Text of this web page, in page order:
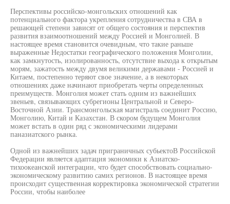
Перспективы российско-монгольских отношений как
потенциального фактора укрепления сотрудничества в СВА в
решающей степени зависят от общего состояния и перспектив
развития взаимоотношений между Россией и Монголией. В
настоящее время становится очевидным, что такие раньше
выраженные Недостатки географического положения Монголии,
как замкнутость, изолированность, отсутствие выхода к открытым
морям, зажатость между двумя великими державами - Россией и
Китаем, постепенно теряют свое значение, а в некоторых
отношениях даже начинают приобретать черты определенных
преимуществ. Монголия может стать одним из важнейших
звеньев, связывающих субрегионы Центральной и Северо-
Восточной Азии. Трансмонгольская магистраль соединит Россию,
Монголию, Китай и Казахстан. В скором будущем Монголия
может встать в один ряд с экономическими лидерами
паназиатского рынка.
Одной из важнейших задач приграничных субьектоВ Российской
Федерации является адаптация экономики к Азиатско-
тихоокеанской интеграции, что будет способствовать социально-
экономическому развитию самих регионов. В настоящее время
происходит существенная корректировка экономической стратегии
России, чтобы наиболее